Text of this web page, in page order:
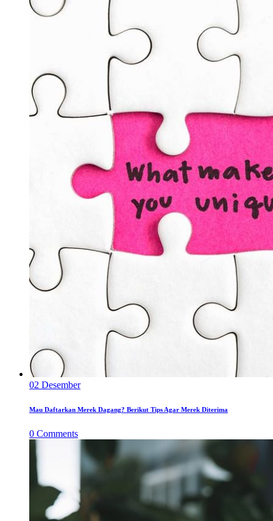
02 Desember
Mau Daftarkan Merek Dagang? Berikut Tips Agar Merek Diterima
0 Comments